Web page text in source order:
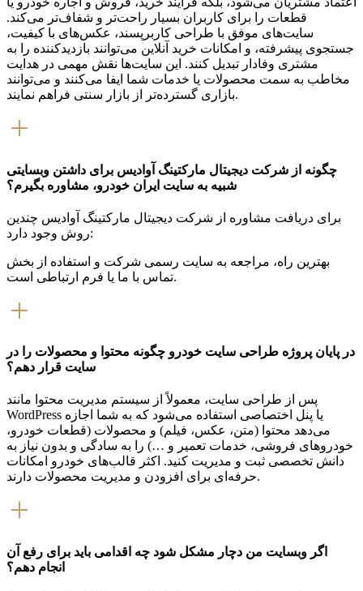
قطعات را برای کاربران بسیار راحت‌تر و شفاف‌تر می‌کند.
سایت‌های موفق با طراحی کاربرپسند، عکس‌های با کیفیت،
جستجوی پیشرفته، و امکانات خرید آنلاین می‌توانند بازدیدکننده را به
مشتری وفادار تبدیل کنند. این سایت‌ها نقش مهمی در هدایت
مخاطب به سمت محصولات یا خدمات شما ایفا می‌کنند و می‌توانند
بازاری گسترده‌تر از بازار سنتی فراهم نمایند.
چگونه از شرکت دیجیتال مارکتینگ آوادیس برای داشتن وبسایتی
شبیه به سایت ایران خودرو، مشاوره بگیرم؟
برای دریافت مشاوره از شرکت دیجیتال مارکتینگ آوادیس چندین
روش وجود دارد:
بهترین راه، مراجعه به سایت رسمی شرکت و استفاده از بخش
تماس با ما یا فرم ارتباطی است.
در پایان پروژه طراحی سایت خودرو چگونه محتوا و محصولات را در
سایت قرار دهم؟
پس از طراحی سایت، معمولاً از سیستم مدیریت محتوا مانند
WordPress یا پنل اختصاصی استفاده می‌شود که به شما اجازه
می‌دهد محتوا (متن، عکس، فیلم) و محصولات (قطعات خودرو،
خودروهای فروشی، خدمات تعمیر و …) را به ‌سادگی و بدون نیاز به
دانش تخصصی ثبت و مدیریت کنید. اکثر قالب‌های خودرو امکانات
حرفه‌ای برای افزودن و مدیریت محصولات دارند.
اگر وبسایت من دچار مشکل شود چه اقدامی باید برای رفع آن
انجام دهم؟